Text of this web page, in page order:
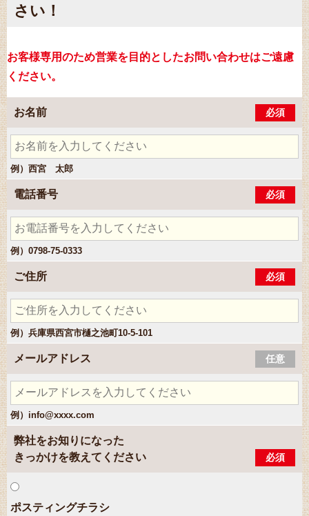
さい！
お客様専用のため営業を目的としたお問い合わせはご遠慮
ください。
お名前 必須
例）西宮 太郎
電話番号 必須
例）0798-75-0333
ご住所 必須
例）兵庫県西宮市樋之池町10-5-101
メールアドレス 任意
例）info@xxxx.com
弊社をお知りになった
きっかけを教えてください
必須
ポスティングチラシ